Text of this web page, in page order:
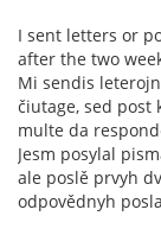
I sent letters or
after the two
Mi sendis
čiutage, sed post
multe da
Jesm posylal
ale poslě prvyh
odpovědnyh